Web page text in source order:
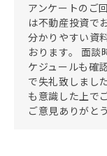
アンケートのご
は不動産投資で
分かりやすい資
おります。 面談
ケジュールも確
で失礼致しまし
も意識した上で
ご意見ありがと